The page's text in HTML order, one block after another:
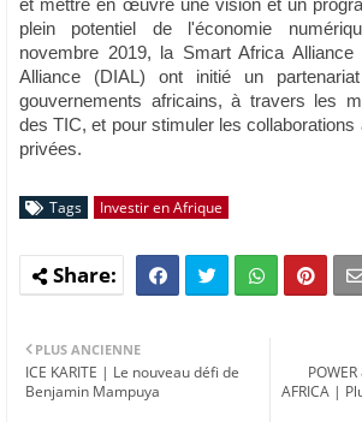
plein potentiel de l'économie
novembre 2019, la Smart Africa
Alliance (DIAL) ont initié un
gouvernements africains, à travers les
des TIC, et pour stimuler les
privées.
Tags Investir en Afrique
AFRICA |
PLUS ANCIENNE
ICE KARITE | Le nouveau défi de
Benjamin Mampuya